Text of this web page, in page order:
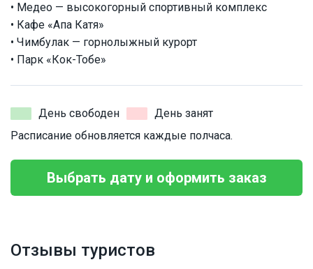
• Медео — высокогорный спортивный комплекс
• Кафе «Апа Катя»
• Чимбулак — горнолыжный курорт
• Парк «Кок-Тобе»
День свободен
День занят
Расписание обновляется каждые полчаса.
Выбрать дату и оформить заказ
Отзывы туристов